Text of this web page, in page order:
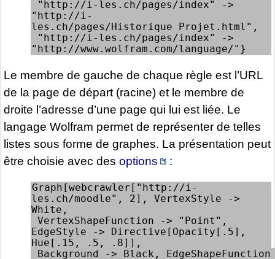
"http://i-
les.ch/pages/Historique_Projet.html",
"http://www.wolfram.com/language/"}
Le membre de gauche de chaque règle est l’URL
de la page de départ (racine) et le membre de
droite l’adresse d’une page qui lui est liée. Le
langage Wolfram permet de représenter de telles
listes sous forme de graphes. La présentation peut
être choisie avec des options :
Graph[webcrawler["http://i-
les.ch/moodle", 2], VertexStyle ->
White,
EdgeStyle -> Directive[Opacity[.5],
Hue[.15, .5, .8]],